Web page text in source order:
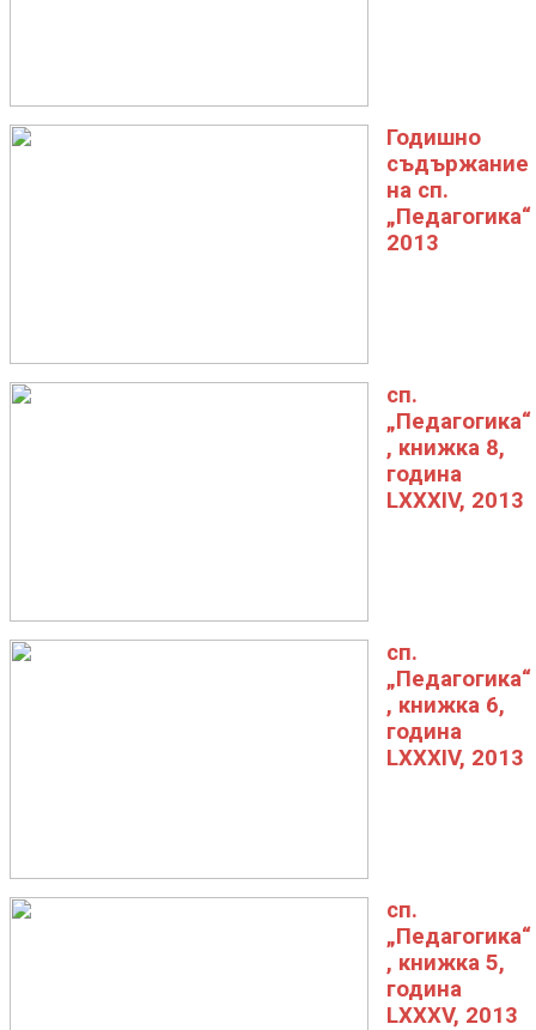
Годишно
съдържание
на сп.
„Педагогика“
2013
сп.
„Педагогика“
, книжка 8,
година
LXXXIV, 2013
сп.
„Педагогика“
, книжка 6,
година
LXXXIV, 2013
сп.
„Педагогика“
, книжка 5,
година
LXXXV, 2013